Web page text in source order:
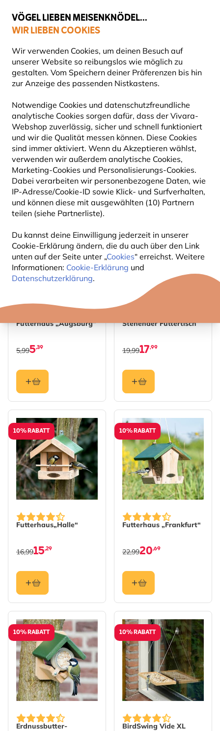
VÖGEL LIEBEN MEISENKNÖDEL...
WIR LIEBEN COOKIES
Wir verwenden Cookies, um deinen Besuch auf
unserer Website so reibungslos wie möglich zu
gestalten. Vom Speichern deiner Präferenzen bis hin
zur Anzeige des passenden Nistkastens.
Notwendige Cookies und datenschutzfreundliche
analytische Cookies sorgen dafür, dass der Vivara-
Webshop zuverlässig, sicher und schnell funktioniert
und wir die Qualität messen können. Diese Cookies
sind immer aktiviert. Wenn du Akzeptieren wählst,
verwenden wir außerdem analytische Cookies,
Marketing-Cookies und Personalisierungs-Cookies.
Dabei verarbeiten wir personenbezogene Daten, wie
IP-Adresse/Cookie-ID sowie Klick- und Surfverhalten,
und können diese mit ausgewählten (10) Partnern
teilen (siehe Partnerliste).
Du kannst deine Einwilligung jederzeit in unserer
Cookie-Erklärung ändern, die du auch über den Link
unten auf der Seite unter „Cookies“ erreichst. Weitere
Informationen: Cookie-Erklärung und
Datenschutzerklärung.
Gratis Versand ab 49 €
Vogelfuttersysteme
VOGELFUTTERHÄUSER AUS HOLZ
Ein Vogelfutterhaus aus Holz ist eine charmante und
funktionale Ergänzung für jeden Außenbereich und lädt
wunderschöne Vögel in deinen Garten od Mehr lesen
41Produkte
10% RABATT
Futterhaus „Augsburg“
5,39
5,99
10% RABATT
Stehender Futtertisch
17,99
19,99
10% RABATT
Futterhaus„Halle“
15,29
16,99
10% RABATT
Futterhaus „Frankfurt“
20,69
22,99
10% RABATT
Erdnussbutter-
10% RABATT
BirdSwing Vide XL